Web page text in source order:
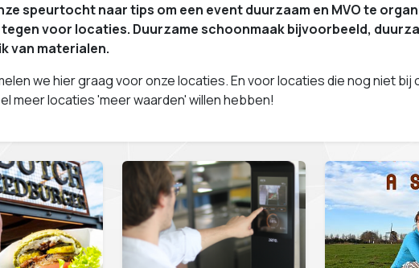
Sociale impact (mens) locaties
Impact innovatie hubs
Entertainment & workshops
Tips voor locaties
speurtocht naar tips om een event duurzaam en MVO te
voor locaties. Duurzame schoonmaak bijvoorbeeld,
van materialen.
we hier graag voor onze locaties. En voor locaties die nog niet
meer locaties 'meer waarden' willen hebben!